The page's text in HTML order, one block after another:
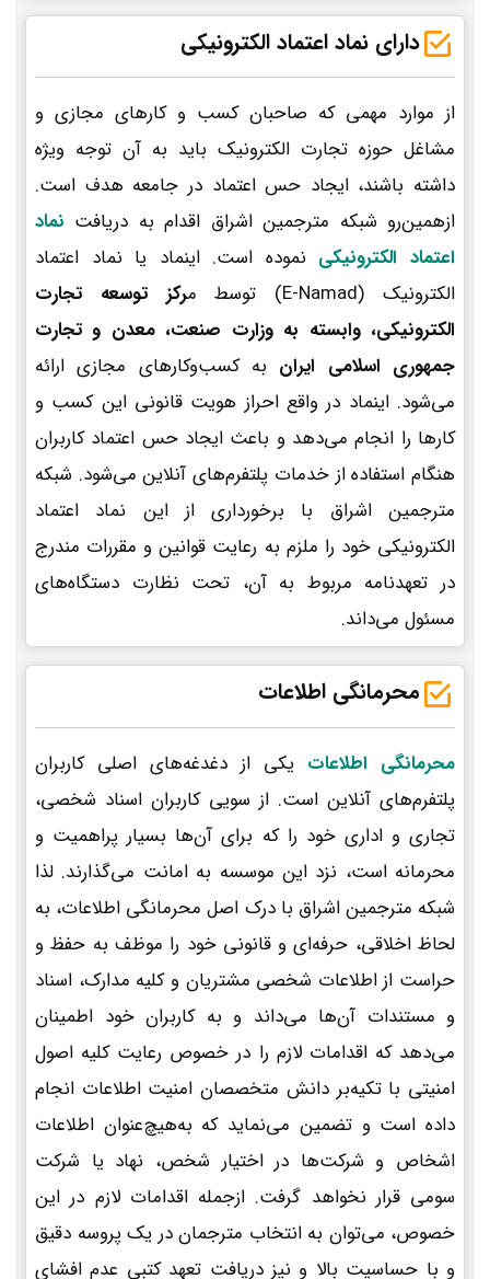
دارای نماد اعتماد الکترونیکی
از موارد مهمی که صاحبان کسب و کارهای مجازی و
مشاغل حوزه تجارت الکترونیک باید به آن توجه ویژه
داشته باشند، ایجاد حس اعتماد در جامعه هدف است.
ازهمین‌رو شبکه مترجمین اشراق اقدام به دریافت نماد
اعتماد الکترونیکی نموده است. اینماد یا نماد اعتماد
الکترونیک (E-Namad) توسط م
رکز توسعه تجارت
الکترونیکی، وابسته به وزارت صنعت، معدن و تجارت
جمهوری اسلامی ایران به کسب‌وکارهای مجازی ارائه
می‌شود. اینماد در واقع احراز هویت قانونی این کسب و
کارها را انجام می‌دهد و باعث ایجاد حس اعتماد کاربران
هنگام استفاده از خدمات پلتفرم‌های آنلاین می‌شود. شبکه
مترجمین اشراق با برخورداری از این نماد اعتماد
الکترونیکی خود را ملزم به رعایت قوانین و مقررات مندرج
در تعهدنامه مربوط به آن، تحت نظارت دستگاه‌های
مسئول می‌داند.
محرمانگی اطلاعات
محرمانگی اطلاعات یکی از دغدغه‌های اصلی کاربران
پلتفرم‌های آنلاین است. از سویی کاربران اسناد شخصی،
تجاری و اداری خود را که برای آن‌ها بسیار پراهمیت و
محرمانه است، نزد این موسسه به امانت می‌گذارند. لذا
شبکه مترجمین اشراق با درک اصل محرمانگی اطلاعات، به
لحاظ اخلاقی، حرفه‌ای و قانونی خود را موظف به حفظ و
حراست از اطلاعات شخصی مشتریان و کلیه مدارک، اسناد
و مستندات آن‌ها می‌داند و به کاربران خود اطمینان
می‌دهد که اقدامات لازم را در خصوص رعایت کلیه اصول
امنیتی با تکیه‌بر دانش متخصصان امنیت اطلاعات انجام
داده است و تضمین می‌نماید که به‌هیچ‌عنوان اطلاعات
اشخاص و شرکت‌ها در اختیار شخص، نهاد یا شرکت
سومی قرار نخواهد گرفت. ازجمله اقدامات لازم در این
خصوص، می‌توان به انتخاب مترجمان در یک پروسه دقیق
و با حساسیت بالا و نیز دریافت تعهد کتبی عدم افشای